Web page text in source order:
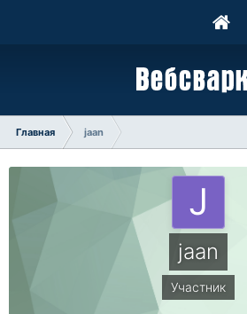
Главная jaan
jaan
Участник